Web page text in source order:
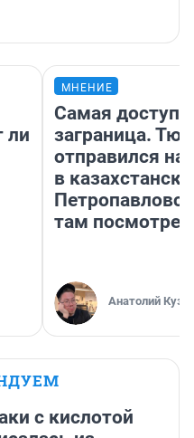
ли
МНЕНИЕ
Самая
заграница.
отправился
в
там
Анатолий
с кислотой